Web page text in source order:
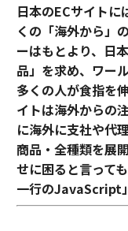
日本のECサイトに
くの「海外から」
ーはもとより、日
品」を求め、ワー
多くの人が食指を
イトは海外からの
に海外に支社や代
商品・全種類を展
せに困ると言って
一行のJavaScript